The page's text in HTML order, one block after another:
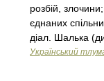
розбій,
єднаних
діал. Шалька
Український